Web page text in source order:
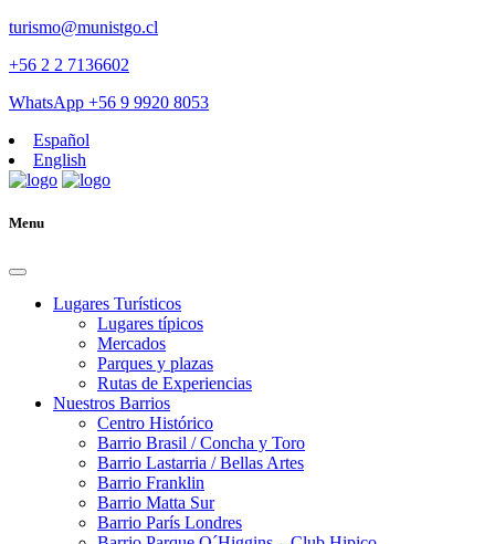
turismo@munistgo.cl
+56 2 2 7136602
WhatsApp +56 9 9920 8053
Español
English
Menu
Lugares Turísticos
Lugares tí­picos
Mercados
Parques y plazas
Rutas de Experiencias
Nuestros Barrios
Centro Histórico
Barrio Brasil / Concha y Toro
Barrio Lastarria / Bellas Artes
Barrio Franklin
Barrio Matta Sur
Barrio Parí­s Londres